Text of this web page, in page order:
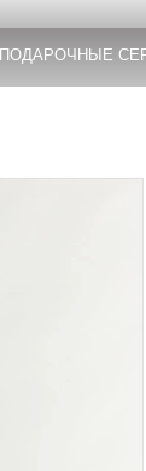
ПОДАРОЧНЫЕ